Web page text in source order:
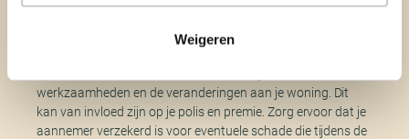
Weigeren
Voordat je begint met de uitvoering van de maatregelen, is
werkzaamheden en de veranderingen aan je woning. Dit
kan van invloed zijn op je polis en premie. Zorg ervoor dat je
aannemer verzekerd is voor eventuele schade die tijdens de